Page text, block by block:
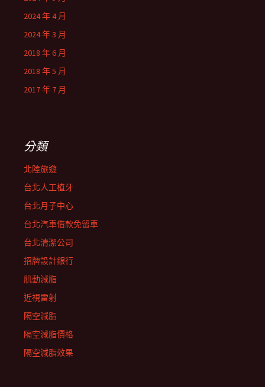
2024 年 4 月
2024 年 3 月
2018 年 6 月
2018 年 5 月
2017 年 7 月
分類
北陸旅遊
台北人工植牙
台北月子中心
台北汽車借款免留車
台北清潔公司
招牌設計銀行
肌動減脂
近視雷射
隔空減脂
隔空減脂價格
隔空減脂效果